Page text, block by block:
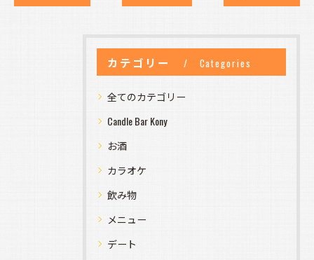
カテゴリー Categories
全てのカテゴリー
Candle Bar Kony
お酒
カラオケ
飲み物
メニュー
デート